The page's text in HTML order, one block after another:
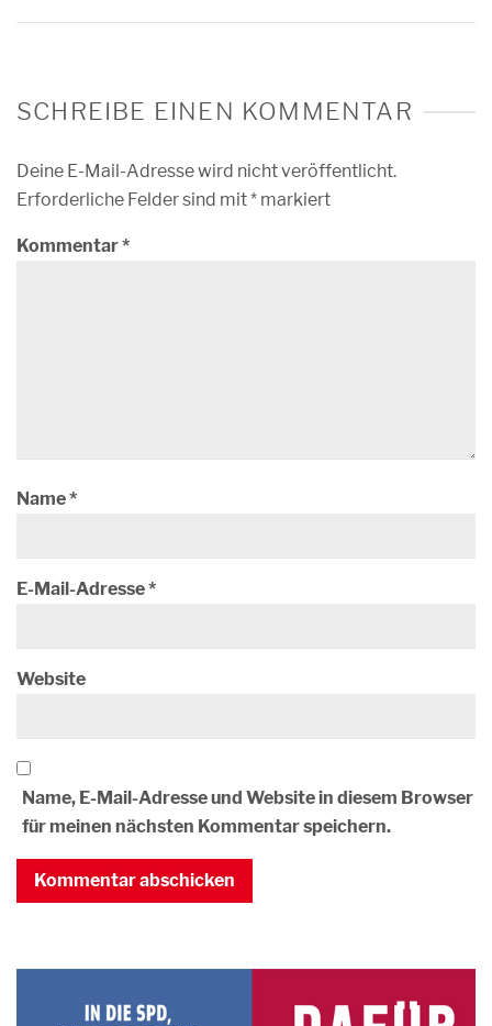
SCHREIBE EINEN KOMMENTAR
Deine E-Mail-Adresse wird nicht veröffentlicht.
Erforderliche Felder sind mit* markiert
Kommentar*
Name*
E-Mail-Adresse*
Website
Name, E-Mail-Adresse und Website in diesem Browser
für meinen nächsten Kommentar speichern.